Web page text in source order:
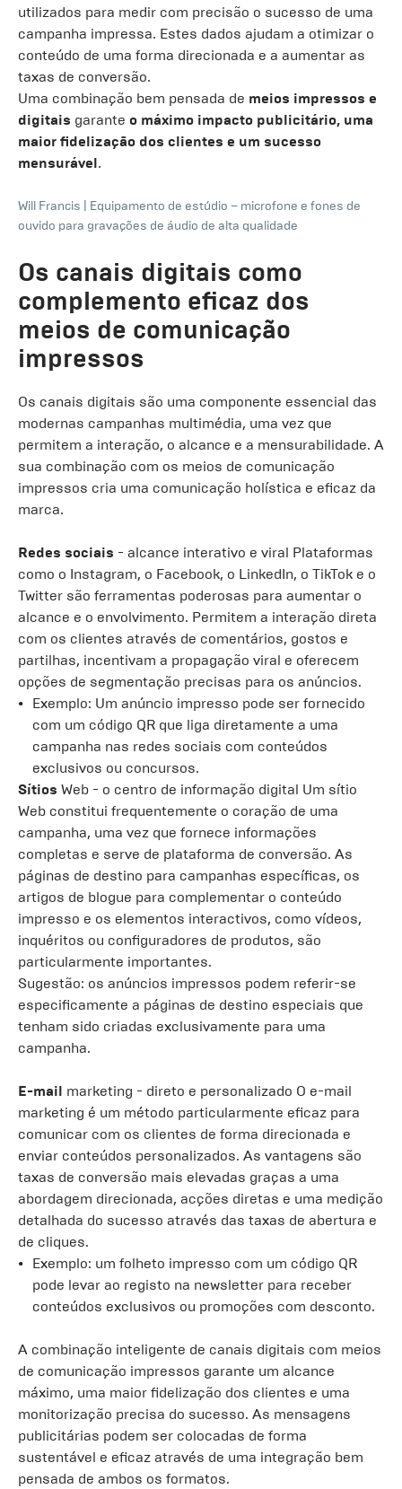
utilizados para medir com precisão o sucesso de uma
campanha impressa. Estes dados ajudam a otimizar o
conteúdo de uma forma direcionada e a aumentar as
taxas de conversão.
Uma combinação bem pensada de meios impressos e
digitais garante o máximo impacto publicitário, uma
maior fidelização dos clientes e um sucesso
mensurável.
Will Francis
Equipamento de estúdio – microfone e fones de
ouvido para gravações de áudio de alta qualidade
Os canais digitais como
complemento eficaz dos
meios de comunicação
impressos
Os canais digitais são uma componente essencial das
modernas campanhas multimédia, uma vez que
permitem a interação, o alcance e a mensurabilidade. A
sua combinação com os meios de comunicação
impressos cria uma comunicação holística e eficaz da
marca.
Redes sociais - alcance interativo e viral Plataformas
como o Instagram, o Facebook, o LinkedIn, o TikTok e o
Twitter são ferramentas poderosas para aumentar o
alcance e o envolvimento. Permitem a interação direta
com os clientes através de comentários, gostos e
partilhas, incentivam a propagação viral e oferecem
opções de segmentação precisas para os anúncios.
Exemplo: Um anúncio impresso pode ser fornecido
com um código QR que liga diretamente a uma
campanha nas redes sociais com conteúdos
exclusivos ou concursos.
Sítios Web - o centro de informação digital Um sítio
Web constitui frequentemente o coração de uma
campanha, uma vez que fornece informações
completas e serve de plataforma de conversão. As
páginas de destino para campanhas específicas, os
artigos de blogue para complementar o conteúdo
impresso e os elementos interactivos, como vídeos,
inquéritos ou configuradores de produtos, são
particularmente importantes.
Sugestão: os anúncios impressos podem referir-se
especificamente a páginas de destino especiais que
tenham sido criadas exclusivamente para uma
campanha.
E-mail marketing - direto e personalizado O e-mail
marketing é um método particularmente eficaz para
comunicar com os clientes de forma direcionada e
enviar conteúdos personalizados. As vantagens são
taxas de conversão mais elevadas graças a uma
abordagem direcionada, acções diretas e uma medição
detalhada do sucesso através das taxas de abertura e
de cliques.
Exemplo: um folheto impresso com um código QR
pode levar ao registo na newsletter para receber
conteúdos exclusivos ou promoções com desconto.
A combinação inteligente de canais digitais com meios
de comunicação impressos garante um alcance
máximo, uma maior fidelização dos clientes e uma
monitorização precisa do sucesso. As mensagens
publicitárias podem ser colocadas de forma
sustentável e eficaz através de uma integração bem
pensada de ambos os formatos.